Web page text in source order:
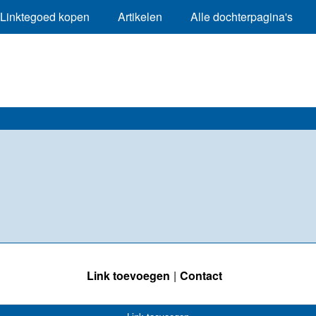
Linktegoed kopen Artikelen Alle dochterpagina's
Link toevoegen Contact